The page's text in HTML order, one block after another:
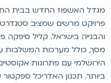
האשפוז החדש בבית
מרשים שמציב סטנדרט
בישראל. קליל סיפקה
כולל מערכות המשלבות
עם פתרונות
תכנון האדריכל ספקטור